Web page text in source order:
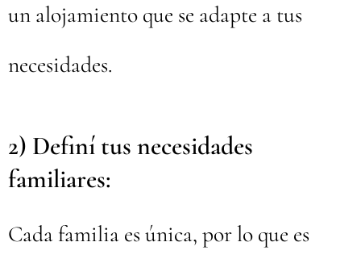
un alojamiento que se adapte a tus
necesidades.
2) Definí tus necesidades
familiares:
Cada familia es única, por lo que es